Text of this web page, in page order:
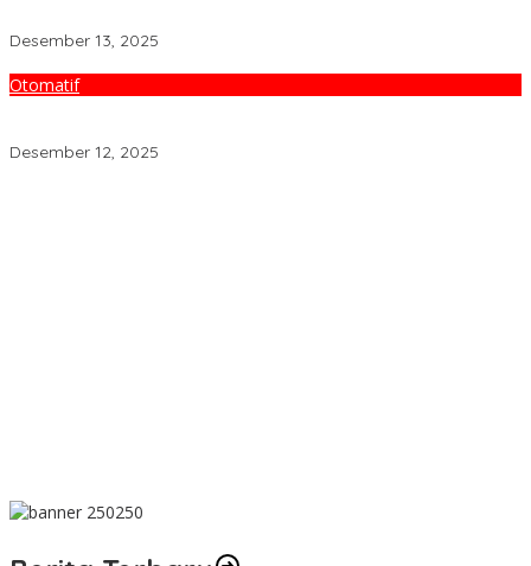
Desember 13, 2025
Otomatif
Desember 12, 2025